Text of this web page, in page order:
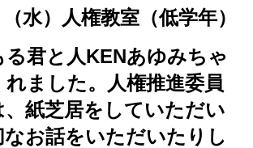
水）人権教室（低学年）
る君と 人KENあゆみちゃ
ました。人権推進委員
、紙芝居をしていただい
なお話をいただいたりし